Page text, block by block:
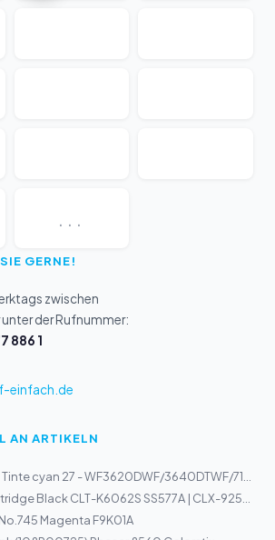
...
GERNE!
zwischen
der Rufnummer:
886 1
einfach.de
AN ARTIKELN
Magenta F9K01A